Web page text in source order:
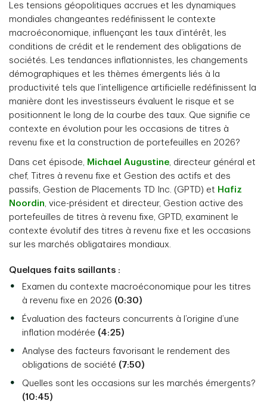
Les tensions géopolitiques accrues et les dynamiques
mondiales changeantes redéfinissent le contexte
macroéconomique, influençant les taux d’intérêt, les
conditions de crédit et le rendement des obligations de
sociétés. Les tendances inflationnistes, les changements
démographiques et les thèmes émergents liés à la
productivité tels que l’intelligence artificielle redéfinissent la
manière dont les investisseurs évaluent le risque et se
positionnent le long de la courbe des taux. Que signifie ce
contexte en évolution pour les occasions de titres à
revenu fixe et la construction de portefeuilles en 2026?
Dans cet épisode, Michael Augustine , directeur général et
chef, Titres à revenu fixe et Gestion des actifs et des
passifs, Gestion de Placements TD Inc. (GPTD) et Hafiz
Noordin , vice-président et directeur, Gestion active des
portefeuilles de titres à revenu fixe, GPTD, examinent le
contexte évolutif des titres à revenu fixe et les occasions
sur les marchés obligataires mondiaux.
Quelques faits saillants :
Examen du contexte macroéconomique pour les titres
à revenu fixe en 2026 (0:30)
Évaluation des facteurs concurrents à l’origine d’une
inflation modérée (4:25)
Analyse des facteurs favorisant le rendement des
obligations de société (7:50)
Quelles sont les occasions sur les marchés émergents?
(10:45)